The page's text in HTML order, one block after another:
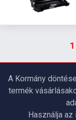
1
A Kormány
termék
Használja